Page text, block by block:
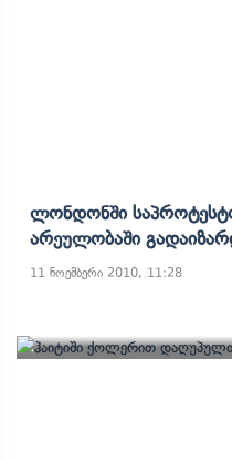
Ლონდონში
Არეულობაში
11 ნოემბერი 2010, 11:28